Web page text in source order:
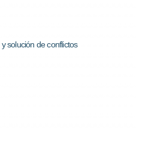
solución de conflictos